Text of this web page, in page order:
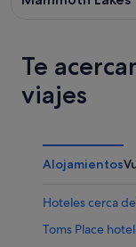
Te
viajes
Alojamientos
Hoteles cerca
Toms Place